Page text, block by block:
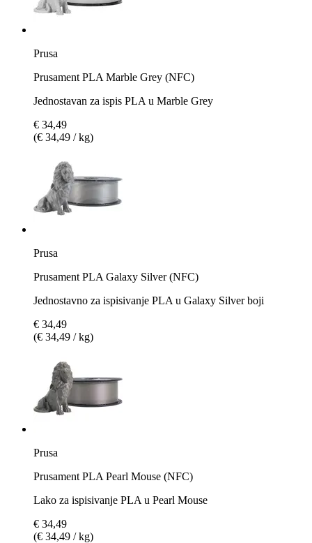
Prusa
Prusament PLA Marble Grey (NFC)
Jednostavan za ispis PLA u Marble Grey
€ 34,49
(€ 34,49 / kg)
Prusa
Prusament PLA Galaxy Silver (NFC)
Jednostavno za ispisivanje PLA u Galaxy Silver boji
€ 34,49
(€ 34,49 / kg)
Prusa
Prusament PLA Pearl Mouse (NFC)
Lako za ispisivanje PLA u Pearl Mouse
€ 34,49
(€ 34,49 / kg)